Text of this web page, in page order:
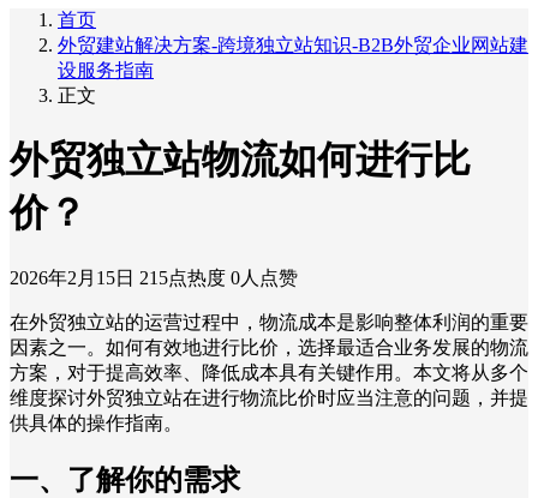
首页
外贸建站解决方案-跨境独立站知识-B2B外贸企业网站建
设服务指南
正文
外贸独立站物流如何进行比
价？
2026年2月15日 215点热度 0人点赞
在外贸独立站的运营过程中，物流成本是影响整体利润的重要
因素之一。如何有效地进行比价，选择最适合业务发展的物流
方案，对于提高效率、降低成本具有关键作用。本文将从多个
维度探讨外贸独立站在进行物流比价时应当注意的问题，并提
供具体的操作指南。
一、了解你的需求